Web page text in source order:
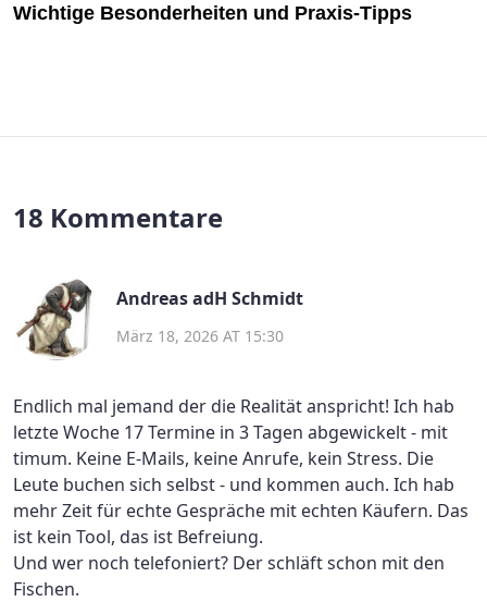
Wichtige Besonderheiten und Praxis-Tipps
18 Kommentare
Andreas adH Schmidt
März 18, 2026 AT 15:30
Endlich mal jemand der die Realität anspricht! Ich hab
letzte Woche 17 Termine in 3 Tagen abgewickelt - mit
timum. Keine E-Mails, keine Anrufe, kein Stress. Die
Leute buchen sich selbst - und kommen auch. Ich hab
mehr Zeit für echte Gespräche mit echten Käufern. Das
ist kein Tool, das ist Befreiung.
Und wer noch telefoniert? Der schläft schon mit den
Fischen.